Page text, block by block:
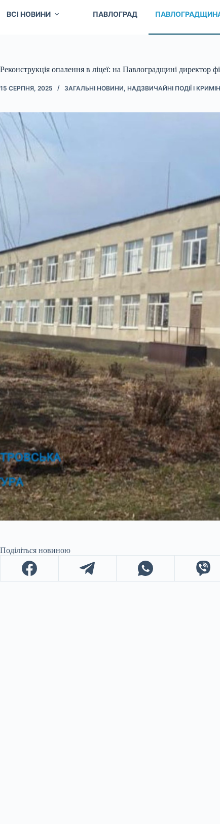
ВСІ НОВИНИ ПАВЛОГРАД
Реконструкція опалення в ліцеї: на Павлоградщині директор
15 СЕРПНЯ, 2025 ЗАГАЛЬНІ НОВИНИ, НАДЗВИЧАЙНІ ПОДІЇ І
Поділіться новиною